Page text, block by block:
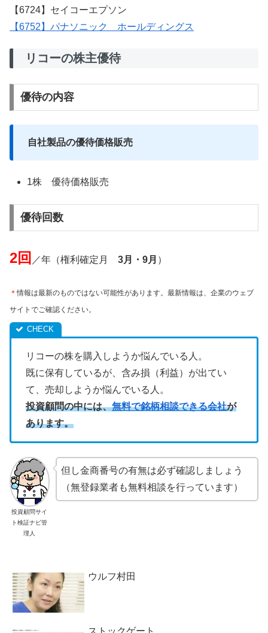
【6724】セイコーエプソン
【6752】パナソニック ホールディングス
リコーの株主優待
優待の内容
自社製品の優待価格販売
1株 優待価格販売
優待回数
2回 ／年（権利確定月 3月・9月 ）
＊情報は最新のものではない可能性があります。最新情報は、企業のウェブ
サイトでご確認ください。
リコーの株を購入しようか悩んでいる人。
既に保有しているが、含み損（利益）が出てい
て、売却しようか悩んでいる人。
投資顧問の中には、無料で銘柄相談できる会社が
あります。
投資顧問サイ
ト検証ナビ管
理人
但し金商番号の有無は必ず確認しましょう
（無登録業者も無料相談を行っています）
ウルフ村田
ストックゲート